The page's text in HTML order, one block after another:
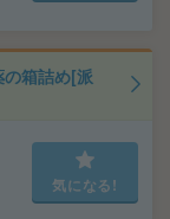
箱詰め[派
気になる!